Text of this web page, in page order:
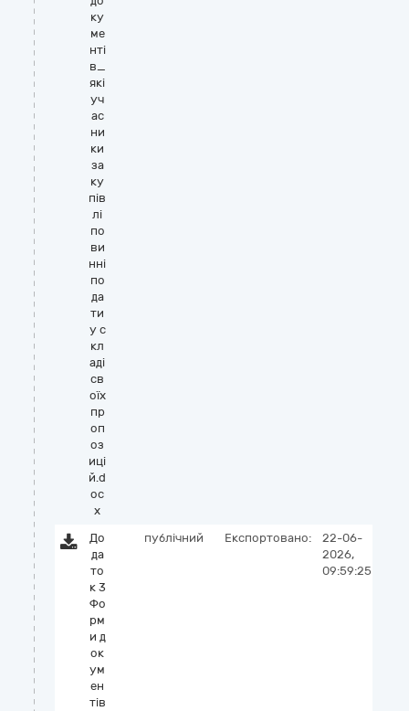
ку
ме
нті
в_
які
уч
ас
ни
ки
за
ку
пів
лі
по
ви
нні
по
да
ти
у с
кл
аді
св
оїх
пр
оп
оз
иці
й.d
oc
x
До
да
то
к 3
Фо
рм
и д
ок
ум
ен
тів
публічний Експортовано:
22-06-
2026,
09:59:25